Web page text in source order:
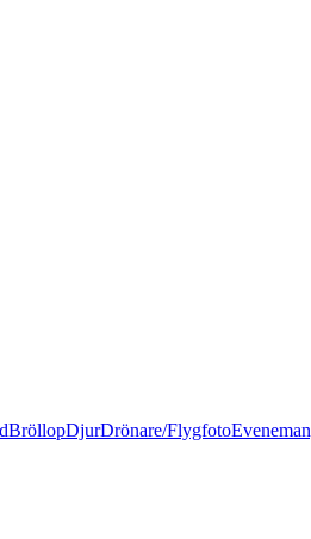
BröllopDjurDrönare/Flygfoto